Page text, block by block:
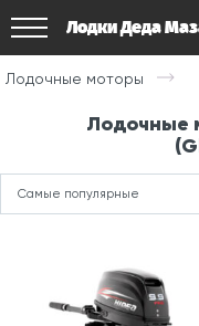
Лодки Деда
Лодочные моторы
Лодочные
Самые популярные